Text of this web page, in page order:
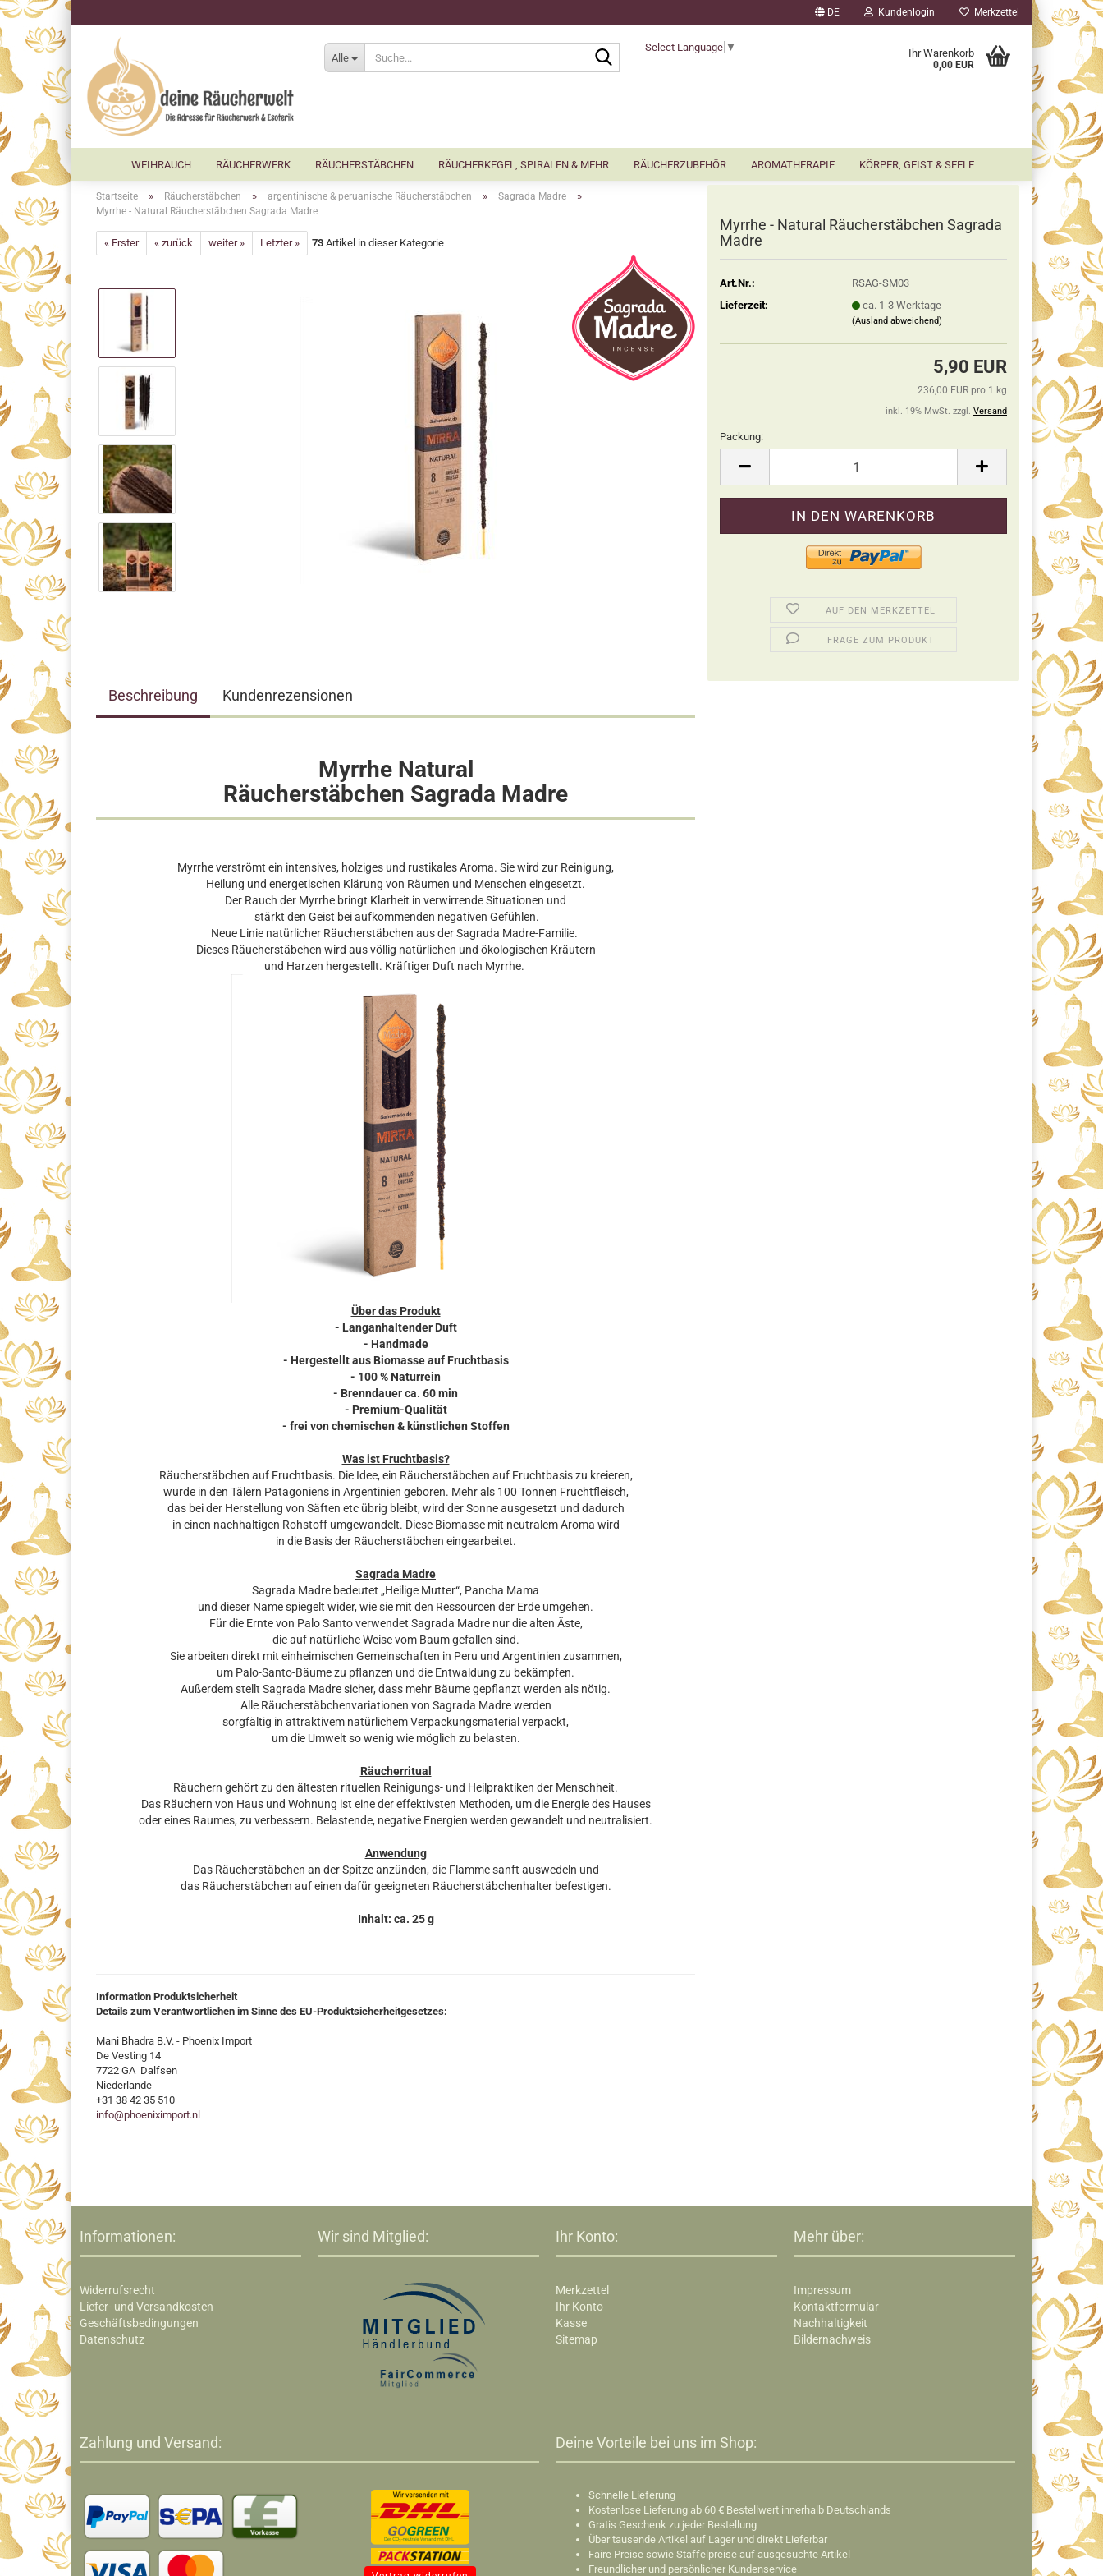
DE Kundenlogin Merkzettel
Alle
Suche...Select Language ▼ Ihr Warenkorb
0,00 EUR
WEIHRAUCH RÄUCHERWERK RÄUCHERSTÄBCHEN RÄUCHERKEGEL, SPIRALEN & MEHR RÄUCHERZUBEHÖR AROMATHERAPIE KÖRPER, GEIST & SEELE
Startseite » Räucherstäbchen » argentinische & peruanische Räucherstäbchen » Sagrada Madre »
Myrrhe - Natural Räucherstäbchen Sagrada Madre
« Erster « zurück weiter » Letzter » 73 Artikel in dieser Kategorie
Myrrhe - Natural Räucherstäbchen Sagrada
Madre
Art.Nr.:
RSAG-SM03
Lieferzeit:
ca. 1-3 Werktage
(Ausland abweichend)
5,90 EUR
236,00 EUR pro 1 kg
inkl. 19% MwSt. zzgl. Versand
Packung:
Packung
AUF DEN MERKZETTEL
FRAGE ZUM PRODUKT
Beschreibung Kundenrezensionen
Myrrhe Natural
Räucherstäbchen Sagrada Madre
Myrrhe verströmt ein intensives, holziges und rustikales Aroma. Sie wird zur Reinigung,
Heilung und energetischen Klärung von Räumen und Menschen eingesetzt.
Der Rauch der Myrrhe bringt Klarheit in verwirrende Situationen und
stärkt den Geist bei aufkommenden negativen Gefühlen.
Neue Linie natürlicher Räucherstäbchen aus der Sagrada Madre-Familie.
Dieses Räucherstäbchen wird aus völlig natürlichen und ökologischen Kräutern
und Harzen hergestellt. Kräftiger Duft nach Myrrhe.
Über das Produkt
- Langanhaltender Duft
- Handmade
- Hergestellt aus Biomasse auf Fruchtbasis
- 100 % Naturrein
- Brenndauer ca. 60 min
- Premium-Qualität
- frei von chemischen & künstlichen Stoffen
Was ist Fruchtbasis?
Räucherstäbchen auf Fruchtbasis. Die Idee, ein Räucherstäbchen auf Fruchtbasis zu kreieren,
wurde in den Tälern Patagoniens in Argentinien geboren. Mehr als 100 Tonnen Fruchtfleisch,
das bei der Herstellung von Säften etc übrig bleibt, wird der Sonne ausgesetzt und dadurch
in einen nachhaltigen Rohstoff umgewandelt. Diese Biomasse mit neutralem Aroma wird
in die Basis der Räucherstäbchen eingearbeitet.
Sagrada Madre
Sagrada Madre bedeutet „Heilige Mutter“, Pancha Mama
und dieser Name spiegelt wider, wie sie mit den Ressourcen der Erde umgehen.
Für die Ernte von Palo Santo verwendet Sagrada Madre nur die alten Äste,
die auf natürliche Weise vom Baum gefallen sind.
Sie arbeiten direkt mit einheimischen Gemeinschaften in Peru und Argentinien zusammen,
um Palo-Santo-Bäume zu pflanzen und die Entwaldung zu bekämpfen.
Außerdem stellt Sagrada Madre sicher, dass mehr Bäume gepflanzt werden als nötig.
Alle Räucherstäbchenvariationen von Sagrada Madre werden
sorgfältig in attraktivem natürlichem Verpackungsmaterial verpackt,
um die Umwelt so wenig wie möglich zu belasten.
Räucherritual
Räuchern gehört zu den ältesten rituellen Reinigungs- und Heilpraktiken der Menschheit.
Das Räuchern von Haus und Wohnung ist eine der effektivsten Methoden, um die Energie des Hauses
oder eines Raumes, zu verbessern. Belastende, negative Energien werden gewandelt und neutralisiert.
Anwendung
Das Räucherstäbchen an der Spitze anzünden, die Flamme sanft auswedeln und
das Räucherstäbchen auf einen dafür geeigneten Räucherstäbchenhalter befestigen.
Inhalt: ca. 25 g
Information Produktsicherheit
Details zum Verantwortlichen im Sinne des EU-Produktsicherheitgesetzes:
Mani Bhadra B.V. - Phoenix Import
De Vesting 14
7722 GA Dalfsen
Niederlande
+31 38 42 35 510
info@phoeniximport.nl
Informationen:
Widerrufsrecht
Liefer- und Versandkosten
Geschäftsbedingungen
Datenschutz
Wir sind Mitglied: Ihr Konto:
Merkzettel
Ihr Konto
Kasse
Sitemap
Mehr über:
Impressum
Kontaktformular
Nachhaltigkeit
Bildernachweis
Zahlung und Versand: Deine Vorteile bei uns im Shop:​
Schnelle Lieferung
Kostenlose Lieferung ab 60 € Bestellwert innerhalb Deutschlands
Gratis Geschenk zu jeder Bestellung
Über tausende Artikel auf Lager und direkt Lieferbar
Faire Preise sowie Staffelpreise auf ausgesuchte Artikel
Freundlicher und persönlicher Kundenservice